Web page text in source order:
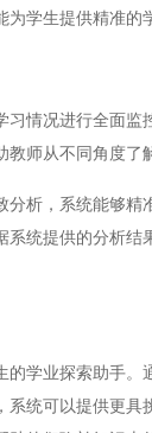
学生提供精准的
况进行全面监
师从不同角度了
，系统能够精
统提供的分析
业探索助手。
统可以提供更